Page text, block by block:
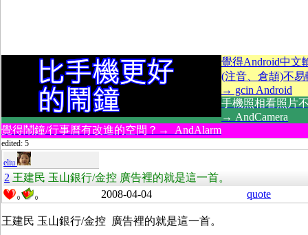
覺得Android中文
(注音、倉頡)不易
→ gcin Android
手機照相看照片
→ AndCamera
覺得鬧鐘/行事曆有改進的空間？→ AndAlarm
edited: 5
eliu
2 王建民 玉山銀行/金控 廣告裡的就是這一首。
0 0 2008-04-04 quote
王建民 玉山銀行/金控 廣告裡的就是這一首。